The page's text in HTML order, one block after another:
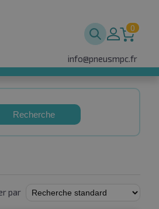
0
info@pneusmpc.fr
Recherche
par